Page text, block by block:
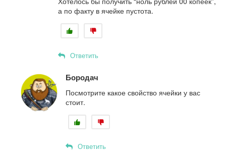
а по факту в ячейке пустота.
Ответить
Бородач
Посмотрите какое свойство ячейки у вас
стоит.
Ответить